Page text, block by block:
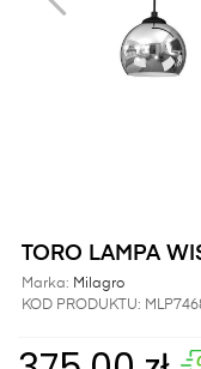
TORO LAMPA
Marka: Milagro
KOD PRODUKTU: